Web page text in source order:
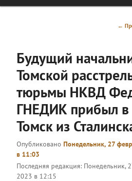
←
Будущий
Томской
тюрьмы НКВД
ГНЕДИК прибыл в
Томск из
ОпубликованоПонедельник, 27
в 11:03
Последняя редакция: Понедельник,
2023 в 12:15